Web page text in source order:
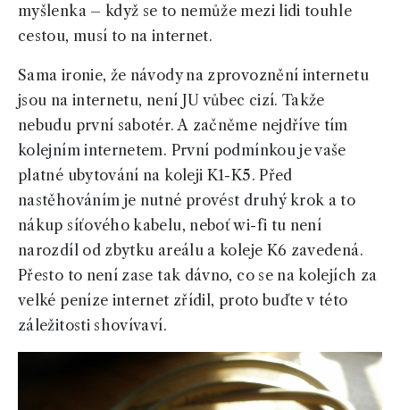
myšlenka – když se to nemůže mezi lidi touhle
cestou, musí to na internet.
Sama ironie, že návody na zprovoznění internetu
jsou na internetu, není JU vůbec cizí. Takže
nebudu první sabotér. A začněme nejdříve tím
kolejním internetem. První podmínkou je vaše
platné ubytování na koleji K1-K5. Před
nastěhováním je nutné provést druhý krok a to
nákup síťového kabelu, neboť wi-fi tu není
narozdíl od zbytku areálu a koleje K6 zavedená.
Přesto to není zase tak dávno, co se na kolejích za
velké peníze internet zřídil, proto buďte v této
záležitosti shovívaví.